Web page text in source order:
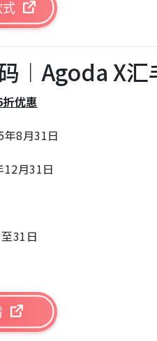
式
︱Agoda X
优惠
8月31日
月31日
31日